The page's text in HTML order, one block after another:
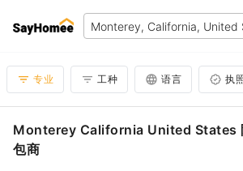
专业 工种 语言 执
Monterey California United States
包商